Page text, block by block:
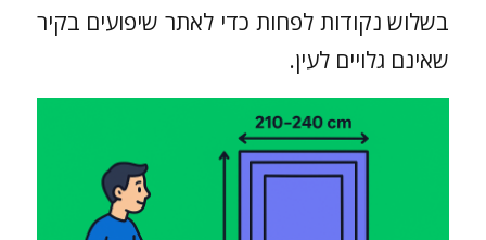
בשלוש נקודות לפחות כדי לאתר שיפועים בקיר
שאינם גלויים לעין.